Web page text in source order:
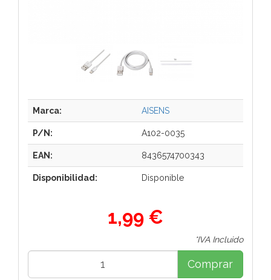
Marca: AISENS
P/N: A102-0035
EAN: 8436574700343
Disponibilidad: Disponible
1,99 €
*IVA Incluido
Comprar